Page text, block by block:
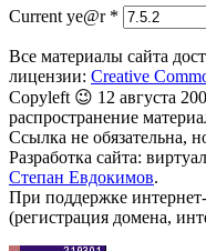
Current ye@r *
Все материалы сайта
лицензии: Creative
Copyleft 😉 12 августа
распространение
Ссылка не обязательна,
Разработка сайта:
Степан Евдокимов.
При поддержке
(регистрация домена,